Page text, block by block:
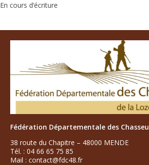
En cours d’écriture
Fédération Départementale des
38 route du Chapitre – 48000 MENDE
Tél. : 04 66 65 75 85
Mail : contact@fdc48.fr